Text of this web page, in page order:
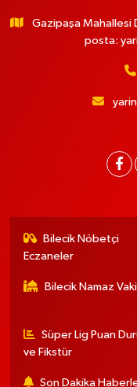
Gazipaşa
posta:
Bilecik Nöbetçi
Eczaneler
Bilecik Namaz
Süper Lig Puan
ve Fikstür
Son Dakika